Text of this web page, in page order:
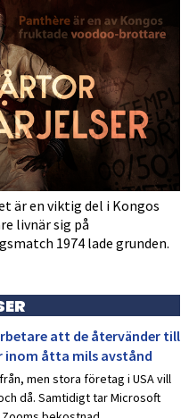
är en viktig del i Kongos
livnär sig på
1974 lade grunden.
att de återvänder till
inom åtta mils avstånd
men stora företag i USA vill
då. Samtidigt tar Microsoft